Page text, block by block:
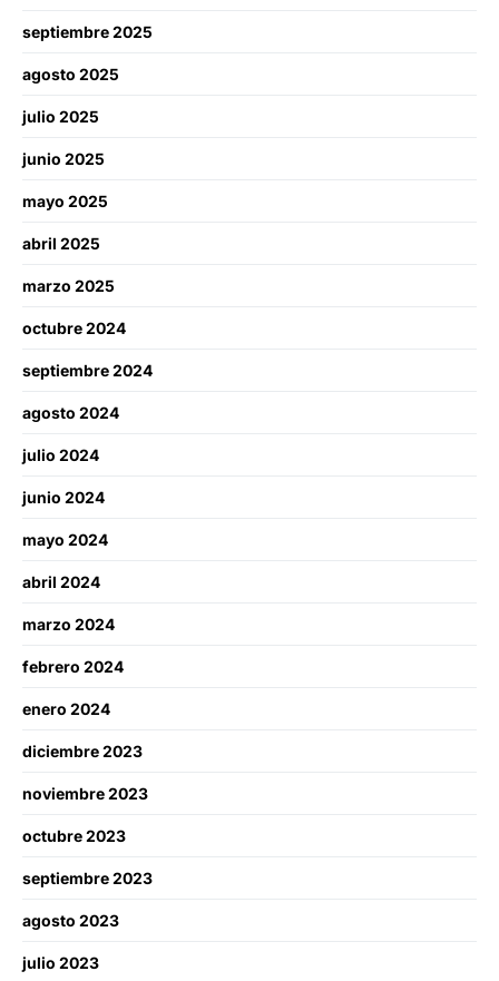
septiembre 2025
agosto 2025
julio 2025
junio 2025
mayo 2025
abril 2025
marzo 2025
octubre 2024
septiembre 2024
agosto 2024
julio 2024
junio 2024
mayo 2024
abril 2024
marzo 2024
febrero 2024
enero 2024
diciembre 2023
noviembre 2023
octubre 2023
septiembre 2023
agosto 2023
julio 2023